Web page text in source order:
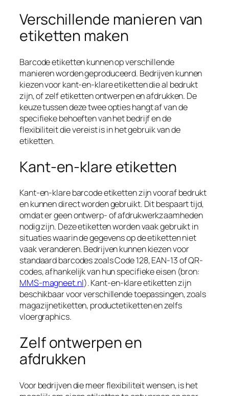
Verschillende manieren van
etiketten maken
Barcode etiketten kunnen op verschillende
manieren worden geproduceerd. Bedrijven kunnen
kiezen voor kant-en-klare etiketten die al bedrukt
zijn, of zelf etiketten ontwerpen en afdrukken. De
keuze tussen deze twee opties hangt af van de
specifieke behoeften van het bedrijf en de
flexibiliteit die vereist is in het gebruik van de
etiketten.
Kant-en-klare etiketten
Kant-en-klare barcode etiketten zijn vooraf bedrukt
en kunnen direct worden gebruikt. Dit bespaart tijd,
omdat er geen ontwerp- of afdrukwerkzaamheden
nodig zijn. Deze etiketten worden vaak gebruikt in
situaties waarin de gegevens op de etiketten niet
vaak veranderen. Bedrijven kunnen kiezen voor
standaard barcodes zoals Code 128, EAN-13 of QR-
codes, afhankelijk van hun specifieke eisen (bron:
MMS-magneet.nl). Kant-en-klare etiketten zijn
beschikbaar voor verschillende toepassingen, zoals
magazijnetiketten, productetiketten en zelfs
vloergraphics.
Zelf ontwerpen en
afdrukken
Voor bedrijven die meer flexibiliteit wensen, is het